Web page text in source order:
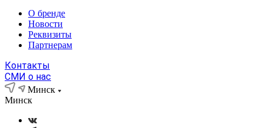
О бренде
Новости
Реквизиты
Партнерам
Контакты
СМИ о нас
Минск
Минск